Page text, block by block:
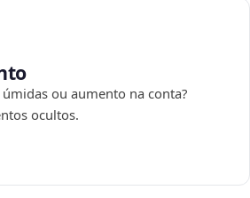
ou aumento na conta?
ocultos.